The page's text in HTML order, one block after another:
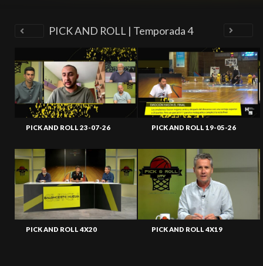
PICK AND ROLL | Temporada 4
PICK AND ROLL 23-07-26 PICK AND ROLL 19-05-26
PICK AND ROLL 4X20 PICK AND ROLL 4X19